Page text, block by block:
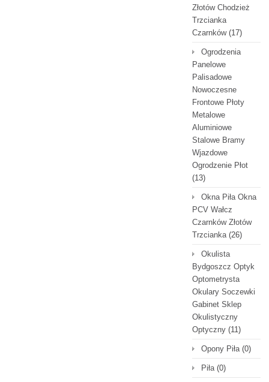
Złotów Chodzież
Trzcianka
Czarnków(17)
Ogrodzenia
Panelowe
Palisadowe
Nowoczesne
Frontowe Płoty
Metalowe
Aluminiowe
Stalowe Bramy
Wjazdowe
Ogrodzenie Płot
(13)
Okna Piła Okna
PCV Wałcz
Czarnków Złotów
Trzcianka(26)
Okulista
Bydgoszcz Optyk
Optometrysta
Okulary Soczewki
Gabinet Sklep
Okulistyczny
Optyczny (11)
Opony Piła(0)
Piła(0)